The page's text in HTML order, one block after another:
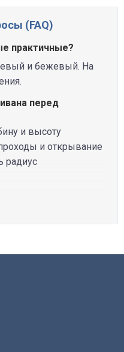
(FAQ)
практичные?
и бежевый. На
перед
и высоту
и открывание
радиус